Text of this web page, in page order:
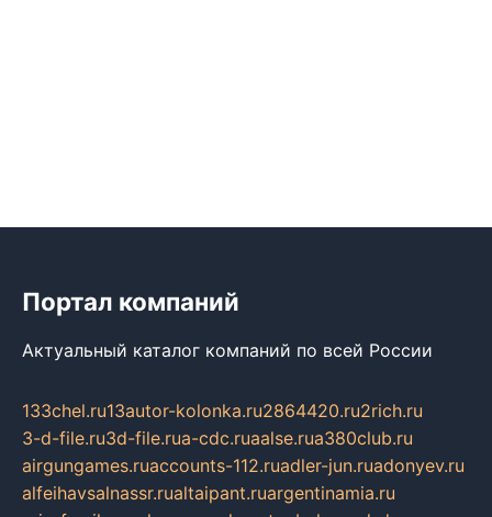
Портал компаний
Актуальный каталог компаний по всей России
133chel.ru13autor-kolonka.ru2864420.ru2rich.ru
3-d-file.ru3d-file.rua-cdc.ruaalse.rua380club.ru
airgungames.ruaccounts-112.ruadler-jun.ruadonyev.ru
alfeihavsalnassr.rualtaipant.ruargentinamia.ru